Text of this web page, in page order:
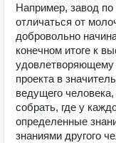
Например, завод
отличаться от
добровольно
конечном итоге к
удовлетворяющему
проекта в
ведущего
собрать, где у
определенные
знаниями другого